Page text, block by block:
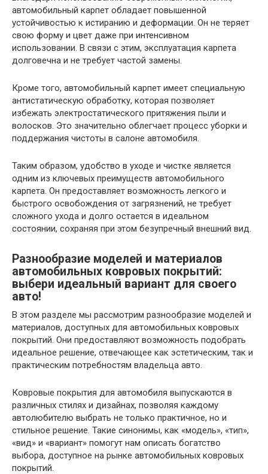
автомобильный карпет обладает повышенной
устойчивостью к истиранию и деформации. Он не теряет
свою форму и цвет даже при интенсивном
использовании. В связи с этим, эксплуатация карпета
долговечна и не требует частой замены.
Кроме того, автомобильный карпет имеет специальную
антистатическую обработку, которая позволяет
избежать электростатического притяжения пыли и
волосков. Это значительно облегчает процесс уборки и
поддержания чистоты в салоне автомобиля.
Таким образом, удобство в уходе и чистке является
одним из ключевых преимуществ автомобильного
карпета. Он предоставляет возможность легкого и
быстрого освобождения от загрязнений, не требует
сложного ухода и долго остается в идеальном
состоянии, сохраняя при этом безупречный внешний вид.
Разнообразие моделей и материалов
автомобильных ковровых покрытий:
выбери идеальный вариант для своего
авто!
В этом разделе мы рассмотрим разнообразие моделей и
материалов, доступных для автомобильных ковровых
покрытий. Они предоставляют возможность подобрать
идеальное решение, отвечающее как эстетическим, так и
практическим потребностям владельца авто.
Ковровые покрытия для автомобиля выпускаются в
различных стилях и дизайнах, позволяя каждому
автолюбителю выбрать не только практичное, но и
стильное решение. Такие синонимы, как «модель», «тип»,
«вид» и «вариант» помогут нам описать богатство
выбора, доступное на рынке автомобильных ковровых
покрытий.